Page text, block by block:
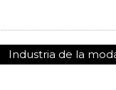
Industria de la